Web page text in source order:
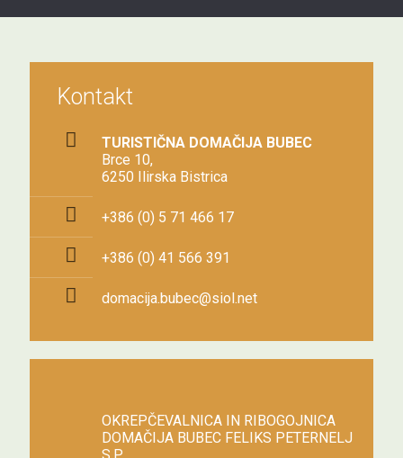
Kontakt
TURISTIČNA DOMAČIJA BUBEC
Brce 10,
6250 Ilirska Bistrica
+386 (0) 5 71 466 17
+386 (0) 41 566 391
domacija.bubec@siol.net
OKREPČEVALNICA IN RIBOGOJNICA
DOMAČIJA BUBEC FELIKS PETERNELJ